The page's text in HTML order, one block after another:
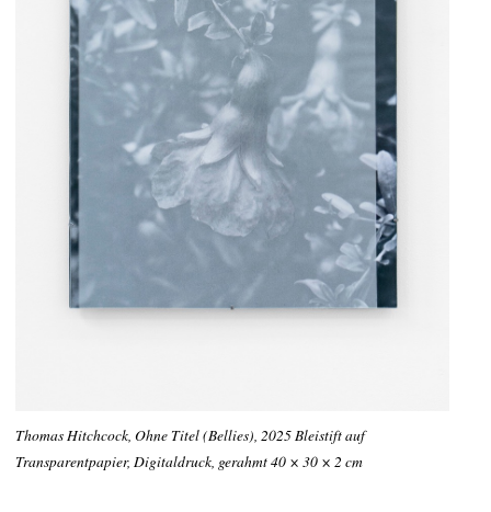
Thomas Hitchcock, Ohne Titel (Bellies), 2025 Bleistift auf
Transparentpapier, Digitaldruck, gerahmt 40 × 30 × 2 cm